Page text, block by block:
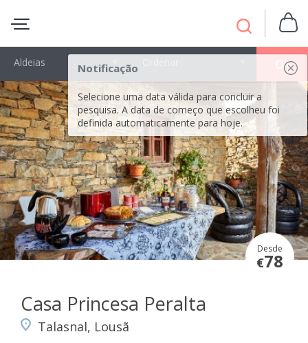
Notificação
Selecione uma data válida para concluir a
pesquisa. A data de começo que escolheu foi
definida automaticamente para hoje.
OK
Aldeias
Desde
€78
Casa Princesa Peralta
Talasnal, Lousã